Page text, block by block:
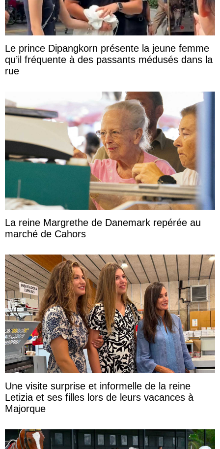
Le prince Dipangkorn présente la jeune femme
qu’il fréquente à des passants médusés dans la
rue
La reine Margrethe de Danemark repérée au
marché de Cahors
Une visite surprise et informelle de la reine
Letizia et ses filles lors de leurs vacances à
Majorque